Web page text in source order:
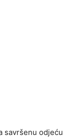
savršenu odjeću